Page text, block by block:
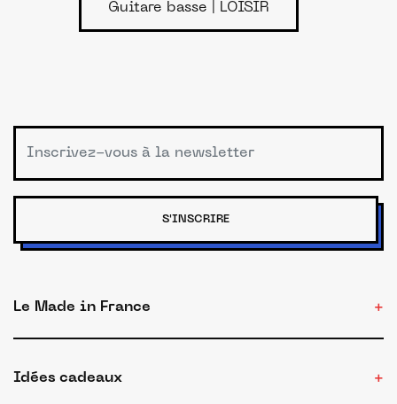
Guitare basse | LOISIR
S'INSCRIRE
Le Made in France
Idées cadeaux